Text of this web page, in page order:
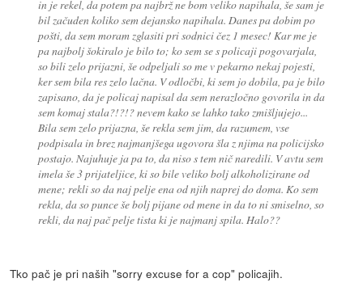
in je rekel, da potem pa najbrž ne bom veliko napihala, še sam je
bil začuden koliko sem dejansko napihala. Danes pa dobim po
pošti, da sem moram zglasiti pri sodnici čez 1 mesec! Kar me je
pa najbolj šokiralo je bilo to; ko sem se s policaji pogovarjala,
so bili zelo prijazni, še odpeljali so me v pekarno nekaj pojesti,
ker sem bila res zelo lačna. V odločbi, ki sem jo dobila, pa je bilo
zapisano, da je policaj napisal da sem nerazločno govorila in da
sem komaj stala?!?!? nevem kako se lahko tako zmišljujejo...
Bila sem zelo prijazna, še rekla sem jim, da razumem, vse
podpisala in brez najmanjšega ugovora šla z njima na policijsko
postajo. Najuhuje ja pa to, da niso s tem nič naredili. V avtu sem
imela še 3 prijateljice, ki so bile veliko bolj alkoholizirane od
mene; rekli so da naj pelje ena od njih naprej do doma. Ko sem
rekla, da so punce še bolj pijane od mene in da to ni smiselno, so
rekli, da naj pač pelje tista ki je najmanj spila. Halo??
Tko pač je pri naših "sorry excuse for a cop" policajih.